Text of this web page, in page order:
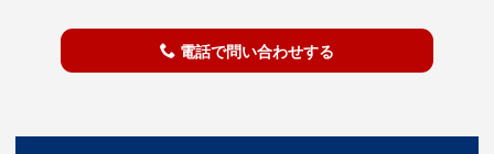
電話で問い合わせする